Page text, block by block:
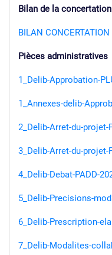
Bilan de la concertation
BILAN CONCERTATION
Pièces administratives
1_Delib-Approbation-
1_Annexes-delib-
2_Delib-Arret-du-projet-
3_Delib-Arret-du-projet-
4_Delib-Debat-PADD-
5_Delib-Precisions-
6_Delib-Prescription-
7_Delib-Modalites-